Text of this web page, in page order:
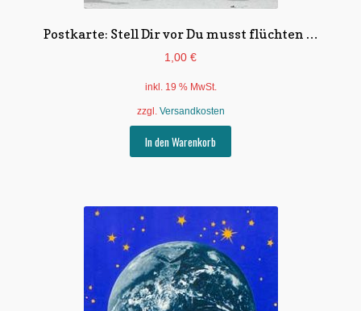
Postkarte: Stell Dir vor Du musst flüchten …
1,00 €
inkl. 19 % MwSt.
zzgl. Versandkosten
In den Warenkorb